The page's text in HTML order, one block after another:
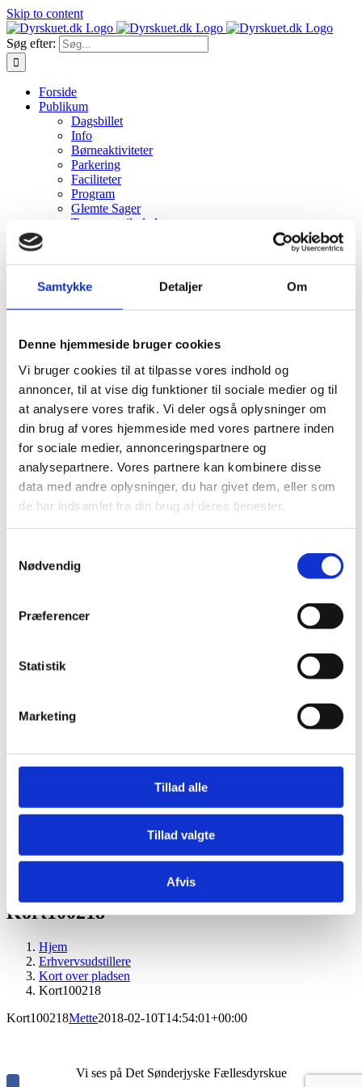
Samtykke Detaljer Om
Denne hjemmeside bruger cookies
Vi bruger cookies til at tilpasse vores indhold og
annoncer, til at vise dig funktioner til sociale medier og til
at analysere vores trafik. Vi deler også oplysninger om
din brug af vores hjemmeside med vores partnere inden
for sociale medier, annonceringspartnere og
analysepartnere. Vores partnere kan kombinere disse
data med andre oplysninger, du har givet dem, eller som
de har indsamlet fra din brug af deres tjenester.
Nødvendig
Præferencer
Statistik
Marketing
Tillad alle
Tillad valgte
Afvis
Skip to content
Søg efter:
Forside
Publikum
Dagsbillet
Info
Børneaktiviteter
Parkering
Faciliteter
Program
Glemte Sager
Transport til pladsen
Billeder
Dyrskuefrokost
Ris & Ros
Links
Dyreudstillere
Tilmelding af dyr
Tilmelding som ærespræmiegiver
Kataloger
Derbykalve
Værd at vide om udstilling af dyr
Sundhedsregler for udstilling af dyr
Præmielister 2026
Ærespræmiegivere
Transportregler
Vejledende mønstringsregler for heste
Erhvervsudstillere
Bestilling af stand
Ekstra Bestillinger
Gæstekort – Adgangskort og Frokostkort
Bannerreklame
Børn- skolekontakt
Om Os
Kort100218
Hjem
Erhvervsudstillere
Kort over pladsen
Kort100218
Kort100218Mette2018-02-10T14:54:01+00:00
Vi ses på Det Sønderjyske Fællesdyrskue